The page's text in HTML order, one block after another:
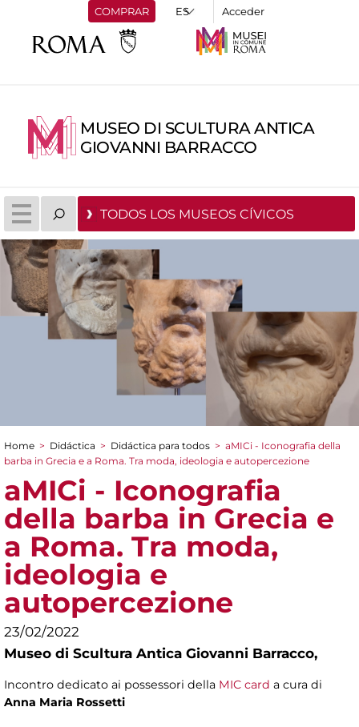
COMPRAR Acceder
MUSEO DI SCULTURA ANTICA
GIOVANNI BARRACCO
TODOS LOS MUSEOS CÍVICOS
You are here
Home > Didáctica > Didáctica para todos > aMICi - Iconografia della
barba in Grecia e a Roma. Tra moda, ideologia e autopercezione
aMICi - Iconografia
della barba in Grecia e
a Roma. Tra moda,
ideologia e
autopercezione
23/02/2022
Museo di Scultura Antica Giovanni Barracco,
Incontro dedicato ai possessori della MIC card a cura di
Anna Maria Rossetti